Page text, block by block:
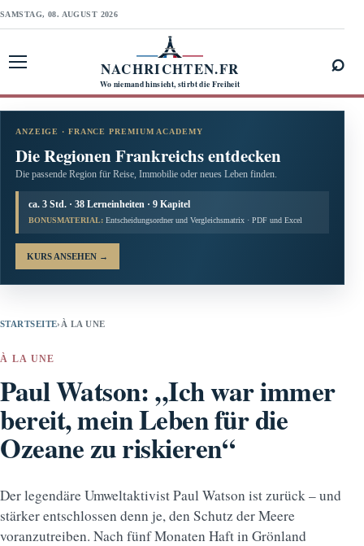
SAMSTAG, 08. AUGUST 2026
NACHRICHTEN.FR
Wo niemand hinsieht, stirbt die Freiheit
⌕
ANZEIGE · FRANCE PREMIUM ACADEMY
Die Regionen Frankreichs entdecken
Die passende Region für Reise, Immobilie oder neues Leben finden.
ca. 3 Std. · 38 Lerneinheiten · 9 Kapitel
BONUSMATERIAL: Entscheidungsordner und Vergleichsmatrix · PDF und Excel
KURS ANSEHEN →
STARTSEITE› À LA UNE
À LA UNE
Paul Watson: „Ich war immer
bereit, mein Leben für die
Ozeane zu riskieren“
Der legendäre Umweltaktivist Paul Watson ist zurück – und
stärker entschlossen denn je, den Schutz der Meere
voranzutreiben. Nach fünf Monaten Haft in Grönland